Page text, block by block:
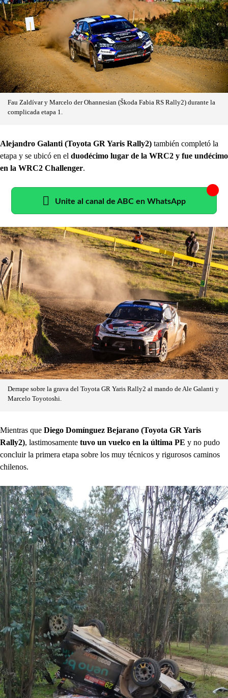
Fau Zaldívar y Marcelo der Ohannesian (Škoda Fabia RS Rally2) durante la
complicada etapa 1.
Alejandro Galanti (Toyota GR Yaris Rally2) también completó la
etapa y se ubicó en el duodécimo lugar de la WRC2 y fue undécimo
en la WRC2 Challenger.
Unite al canal de ABC en WhatsApp
Derrape sobre la grava del Toyota GR Yaris Rally2 al mando de Ale Galanti y
Marcelo Toyotoshi.
Mientras que Diego Domínguez Bejarano (Toyota GR Yaris
Rally2), lastimosamente tuvo un vuelco en la última PE y no pudo
concluir la primera etapa sobre los muy técnicos y rigurosos caminos
chilenos.